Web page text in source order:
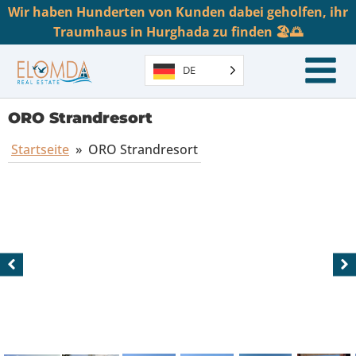
Wir haben Hunderten von Kunden dabei geholfen, ihr
Traumhaus in Hurghada zu finden 🏖️🌅
DE
ORO Strandresort
Startseite » ORO Strandresort